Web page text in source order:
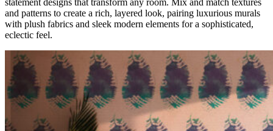
and patterns to create a rich, layered look, pairing luxurious murals
with plush fabrics and sleek modern elements for a sophisticated,
eclectic feel.